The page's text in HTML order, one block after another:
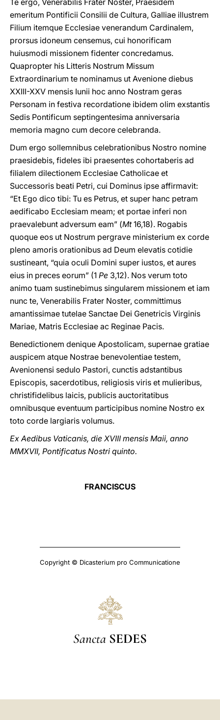
Te ergo, Venerabilis Frater Noster, Praesidem
emeritum Pontificii Consilii de Cultura, Galliae illustrem
Filium itemque Ecclesiae venerandum Cardinalem,
prorsus idoneum censemus, cui honorificam
huiusmodi missionem fidenter concredamus.
Quapropter his Litteris Nostrum Missum
Extraordinarium te nominamus ut Avenione diebus
XXIII-XXV mensis Iunii hoc anno Nostram geras
Personam in festiva recordatione ibidem olim exstantis
Sedis Pontificum septingentesima anniversaria
memoria magno cum decore celebranda.
Dum ergo sollemnibus celebrationibus Nostro nomine
praesidebis, fideles ibi praesentes cohortaberis ad
filialem dilectionem Ecclesiae Catholicae et
Successoris beati Petri, cui Dominus ipse affirmavit:
“Et Ego dico tibi: Tu es Petrus, et super hanc petram
aedificabo Ecclesiam meam; et portae inferi non
praevalebunt adversum eam” (Mt16,18). Rogabis
quoque eos ut Nostrum pergrave ministerium ex corde
pleno amoris orationibus ad Deum elevatis cotidie
sustineant, “quia oculi Domini super iustos, et aures
eius in preces eorum” (1 Pe 3,12). Nos verum toto
animo tuam sustinebimus singularem missionem et iam
nunc te, Venerabilis Frater Noster, committimus
amantissimae tutelae Sanctae Dei Genetricis Virginis
Mariae, Matris Ecclesiae ac Reginae Pacis.
Benedictionem denique Apostolicam, supernae gratiae
auspicem atque Nostrae benevolentiae testem,
Avenionensi sedulo Pastori, cunctis adstantibus
Episcopis, sacerdotibus, religiosis viris et mulieribus,
christifidelibus laicis, publicis auctoritatibus
omnibusque eventuum participibus nomine Nostro ex
toto corde largiaris volumus.
Ex Aedibus Vaticanis, die XVIII mensis Maii, anno
MMXVII, Pontificatus Nostri quinto.
FRANCISCUS
Copyright © Dicasterium pro Communicatione
Sancta SEDES